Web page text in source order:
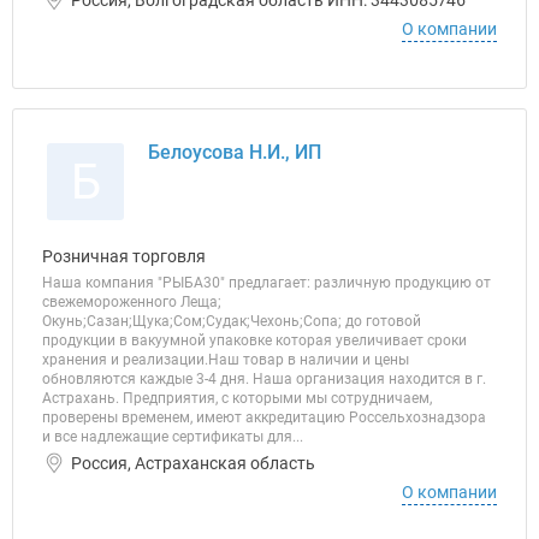
О компании
Белоусова Н.И., ИП
Розничная торговля
Наша компания "РЫБА30" предлагает: различную продукцию от
свежемороженного Леща;
Окунь;Сазан;Щука;Сом;Судак;Чехонь;Сопа; до готовой
продукции в вакуумной упаковке которая увеличивает сроки
хранения и реализации.Наш товар в наличии и цены
обновляются каждые 3-4 дня. Наша организация находится в г.
Астрахань. Предприятия, с которыми мы сотрудничаем,
проверены временем, имеют аккредитацию Россельхознадзора
и все надлежащие сертификаты для...
Россия, Астраханская область
О компании